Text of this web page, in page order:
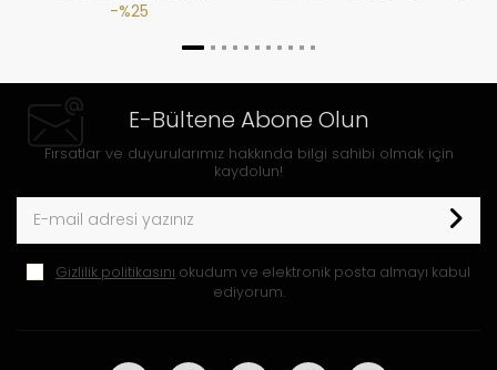
%25
E-Bültene Abone Olun
Fırsatlar ve duyurularımız hakkında bilgi sahibi olmak için
kaydolun!
Gizlilik politikasını okudum ve elektronik posta almayı kabul
ediyorum.